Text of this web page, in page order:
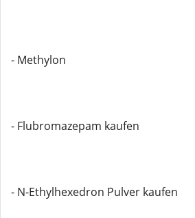
- Methylon
- Flubromazepam kaufen
- N-Ethylhexedron Pulver kaufen